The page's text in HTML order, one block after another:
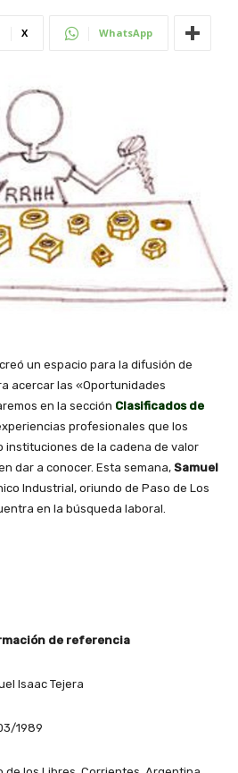
X WhatsApp
creó un espacio para la difusión de
acercar las «Oportunidades
en la sección Clasificados de
profesionales que los
instituciones de la cadena de valor
dar a conocer. Esta semana, Samuel
Industrial, oriundo de Paso de Los
en la búsqueda laboral.
de referencia
Isaac Tejera
1989